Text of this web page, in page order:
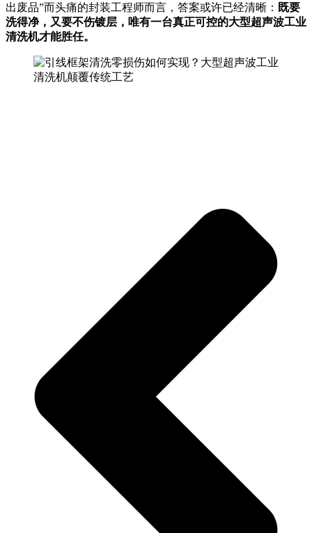
出废品”而头痛的封装工程师而言，答案或许已经清晰： 既要
洗得净，又要不伤镀层，唯有一台真正可控的大型超声波工业
清洗机才能胜任。